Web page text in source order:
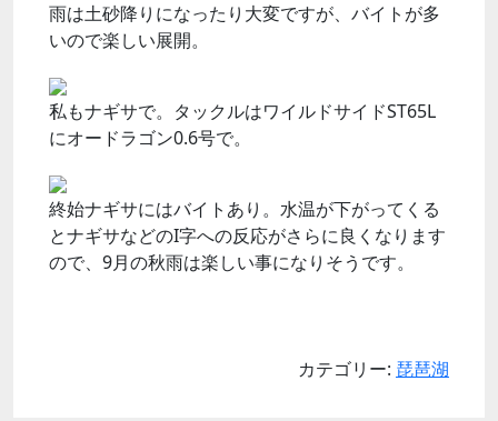
雨は土砂降りになったり大変ですが、バイトが多
いので楽しい展開。
私もナギサで。タックルはワイルドサイドST65L
にオードラゴン0.6号で。
終始ナギサにはバイトあり。水温が下がってくる
とナギサなどのI字への反応がさらに良くなります
ので、9月の秋雨は楽しい事になりそうです。
カテゴリー: 琵琶湖